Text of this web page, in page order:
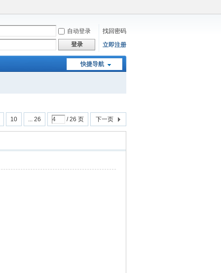
自动登录
找回密码
登录
立即注册
快捷导航
10 ... 26 / 26 页 下一页